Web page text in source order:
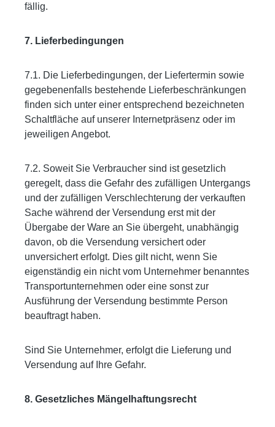
fällig.
7. Lieferbedingungen
7.1. Die Lieferbedingungen, der Liefertermin sowie
gegebenenfalls bestehende Lieferbeschränkungen
finden sich unter einer entsprechend bezeichneten
Schaltfläche auf unserer Internetpräsenz oder im
jeweiligen Angebot.
7.2. Soweit Sie Verbraucher sind ist gesetzlich
geregelt, dass die Gefahr des zufälligen Untergangs
und der zufälligen Verschlechterung der verkauften
Sache während der Versendung erst mit der
Übergabe der Ware an Sie übergeht, unabhängig
davon, ob die Versendung versichert oder
unversichert erfolgt. Dies gilt nicht, wenn Sie
eigenständig ein nicht vom Unternehmer benanntes
Transportunternehmen oder eine sonst zur
Ausführung der Versendung bestimmte Person
beauftragt haben.
Sind Sie Unternehmer, erfolgt die Lieferung und
Versendung auf Ihre Gefahr.
8. Gesetzliches Mängelhaftungsrecht